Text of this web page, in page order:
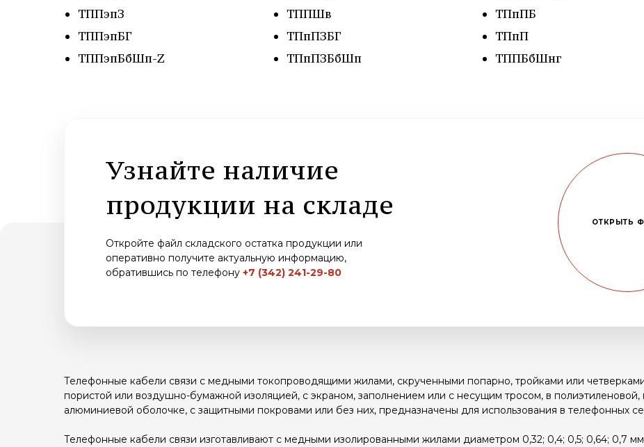
ТППэпЗ
ТППэпБГ
ТППэпБбШп-Z
ТППШв
ТПпПЗБГ
ТПпПЗБбШп
ТПпПБ
ТПпП
ТППБбШнг
Узнайте наличие
продукции на складе
Откройте файл складского остатка продукции или
оперативно получите актуальную информацию,
обратившись по телефону +7 (342) 241-29-80
ОТКРЫТЬ
Телефонные кабели связи с медными токопроводящими жилами, скрученными попарно, тройками или
пористой или воздушно-бумажной изоляцией, с экраном, заполнением или с несущим тросом, в
алюминиевой оболочке, с защитными покровами или без них, предназначены для использования в телефонных
Телефонные кабели связи изготавливают с медными изолированными жилами диаметром 0,32; 0,4; 0,5; 0,64; 0,7